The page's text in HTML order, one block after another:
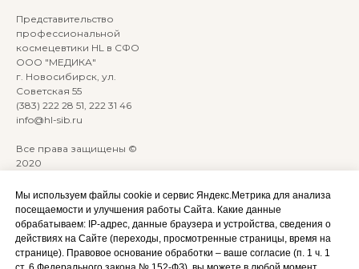
Мы используем файлы cookie и сервис Яндекс.Метрика для анализа
посещаемости и улучшения работы Сайта. Какие данные
обрабатываем: IP‑адрес, данные браузера и устройства, сведения о
действиях на Сайте (переходы, просмотренные страницы, время на
странице). Правовое основание обработки – ваше согласие (п. 1 ч. 1
Представительство
профессиональной
космецевтики HL в СФО
ООО "МЕДИКА"
г. Новосибирск, ул.
Советская 55
(383) 222 28 51, 222 31 46
info@hl-sib.ru
Все права защищены ©
2020
ANKRYONK
Акции и скидки
Оплата, доставка и возврат
Политика
конфиденциальности